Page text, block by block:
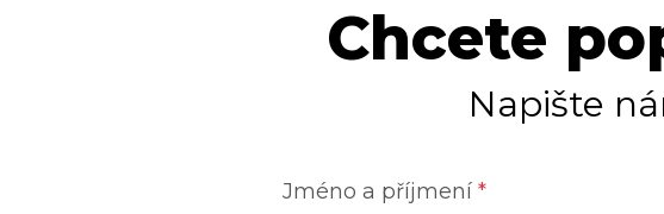
Chcete
Napište
Jméno a příjmení *